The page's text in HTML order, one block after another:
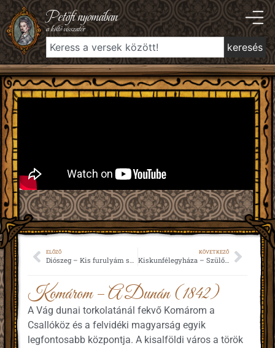
Petőfi nyomában
a költő visszatér
keresés
ELŐZŐ
Diószeg – Kis furulyám szomorúfűz ága (1843)
KÖVETKEZŐ
Kiskunfélegyháza – Szülőföldemen (1848)
Komárom – A Dunán (1842)
A Vág dunai torkolatánál fekvő Komárom a
Csallóköz és a felvidéki magyarság egyik
legfontosabb központja. A kisalföldi város a török